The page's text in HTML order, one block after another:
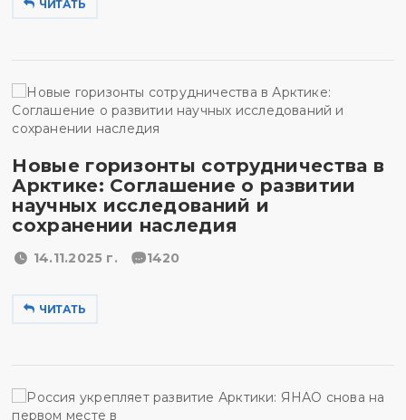
ЧИТАТЬ
Новые горизонты сотрудничества в
Арктике: Соглашение о развитии
научных исследований и
сохранении наследия
14.11.2025 г. 1420
ЧИТАТЬ